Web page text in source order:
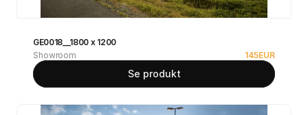
GE0018__1800 x 1200
Showroom
145EUR
Se produkt